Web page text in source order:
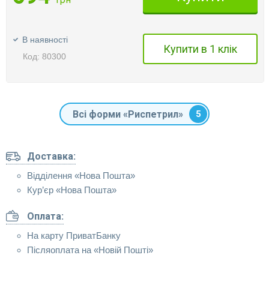
В наявності
Код: 80300
Купити в 1 клік
Всі форми «Риспетрил» 5
Доставка:
Відділення «Нова Пошта»
Кур’єр «Нова Пошта»
Оплата:
На карту ПриватБанку
Післяоплата на «Новій Пошті»